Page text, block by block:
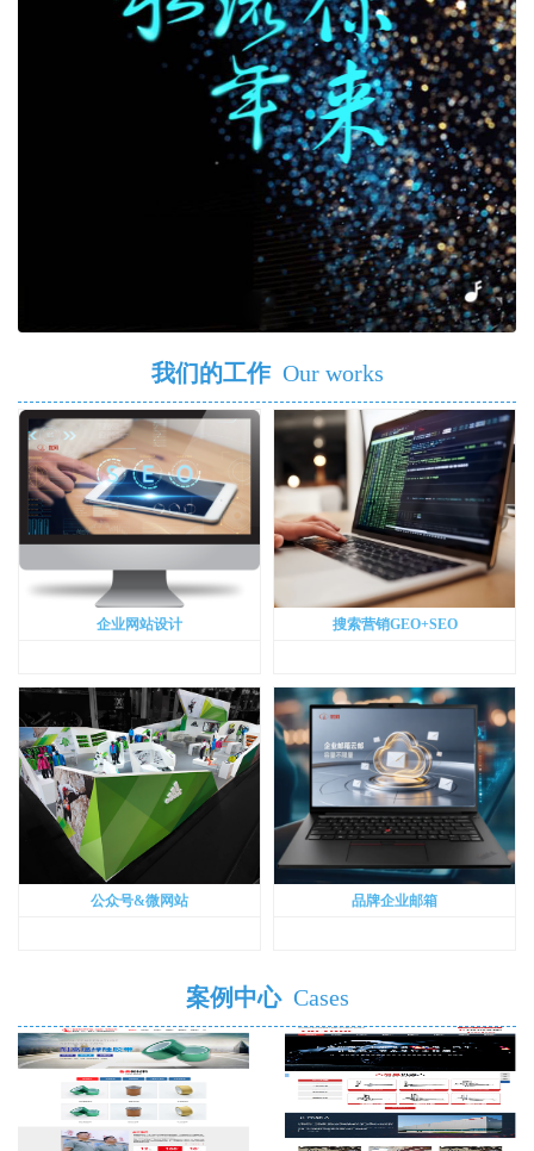
我们的工作 Our works
企业网站设计 搜索营销GEO+SEO
公众号&微网站 品牌企业邮箱
案例中心 Cases